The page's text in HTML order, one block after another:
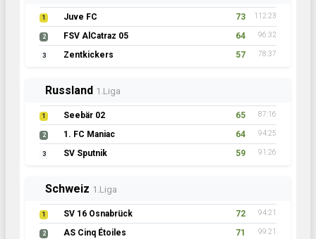
1 Juve FC 73 112:23
2 FSV AlCatraz 05 64 96:32
3 Zentkickers 57 78:37
Russland 1.Liga
1 Seebär 02 65 87:16
2 1. FC Maniac 64 94:25
3 SV Sputnik 59 91:26
Schweiz 1.Liga
1 SV 16 Osnabrück 72 94:21
2 AS Cinq Étoiles 71 99:21